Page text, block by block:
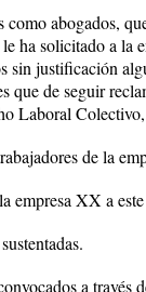
como abogados,
ha solicitado a la
sin justificación
de seguir
Laboral
de la
empresa XX a
a través